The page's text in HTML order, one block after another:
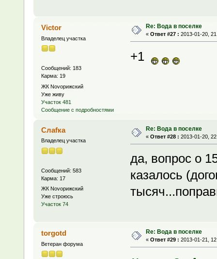
Victor
Владелец участка
Сообщений: 183
Карма: 19
ЖК Novoрижский
Уже живу
Участок 481
Сообщение с подробностями
Re: Вода в поселке
« Ответ #27 : 2013-01-20,
+1
Слаfка
Владелец участка
Сообщений: 583
Карма: 17
ЖК Novoрижский
Уже строюсь
Участок 74
Re: Вода в поселке
« Ответ #28 : 2013-01-20,
да, вопрос о
казалось
torgotd
Ветеран форума
Re: Вода в поселке
« Ответ #29 : 2013-01-21,